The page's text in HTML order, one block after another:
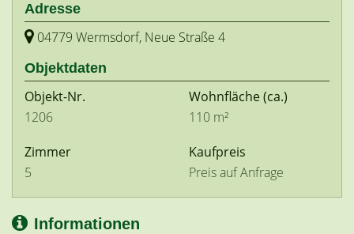
Adresse
04779 Wermsdorf, Neue Straße 4
Objektdaten
Objekt-Nr.
1206
Wohnfläche(ca.)
110 m²
Zimmer
5
Kaufpreis
Preis auf Anfrage
Informationen